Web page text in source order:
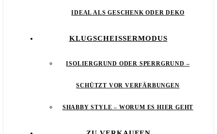
IDEAL ALS GESCHENK ODER DEKO
KLUGSCHEISSERMODUS
ISOLIERGRUND ODER SPERRGRUND –
SCHÜTZT VOR VERFÄRBUNGEN
SHABBY STYLE – WORUM ES HIER GEHT